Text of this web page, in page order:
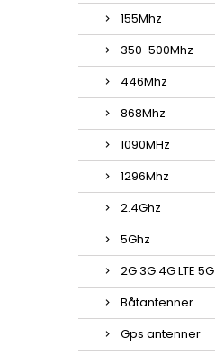
155Mhz
350-500Mhz
446Mhz
868Mhz
1090MHz
1296Mhz
2.4Ghz
5Ghz
2G 3G 4G LTE 5G
Båtantenner
Gps antenner